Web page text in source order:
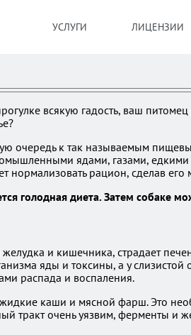
УСЛУГИ ЛИЦЕНЗИИ
всякую гадость, ваш
очередь к так называемым
ядами, газами,
рацион, сделав
голодная диета. Затем собаке
и кишечника, страдает
яды и токсины, а у слизистой
распада и воспаления.
каши и мясной фарш. Это
тракт очень уязвим, ферменты